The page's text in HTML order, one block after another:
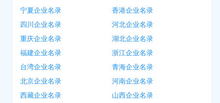
宁夏企业名录
香港企业名录
四川企业名录
河北企业名录
重庆企业名录
湖北企业名录
福建企业名录
浙江企业名录
台湾企业名录
青海企业名录
北京企业名录
河南企业名录
西藏企业名录
山西企业名录